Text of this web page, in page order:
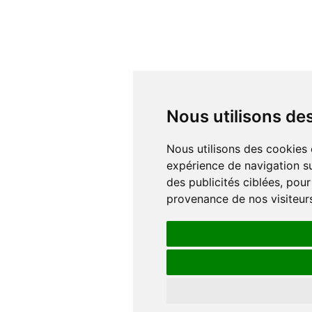
Nous utilisons
Nous utilisons des cookies et d'autres technologies de suivi pour améliorer votre
expérience de navigation
des publicités ciblées,
provenance de nos